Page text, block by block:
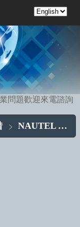
問題歡迎來電諮詢
NAUTEL ASSY.